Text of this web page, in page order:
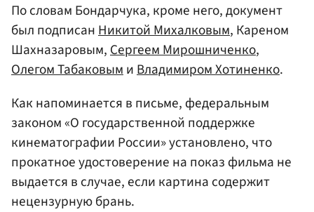
По словам Бондарчука, кроме него, документ
был подписанНикитой Михалковым, Кареном
Шахназаровым,Сергеем Мирошниченко,
Олегом ТабаковымиВладимиром Хотиненко.
Как напоминается в письме, федеральным
законом «О государственной поддержке
кинематографии России» установлено, что
прокатное удостоверение на показ фильма не
выдается в случае, если картина содержит
нецензурную брань.